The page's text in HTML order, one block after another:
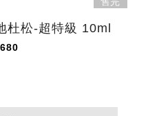
杜松-超特級 10ml